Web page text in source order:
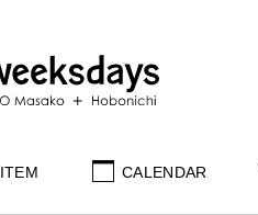
ITEM CALENDAR